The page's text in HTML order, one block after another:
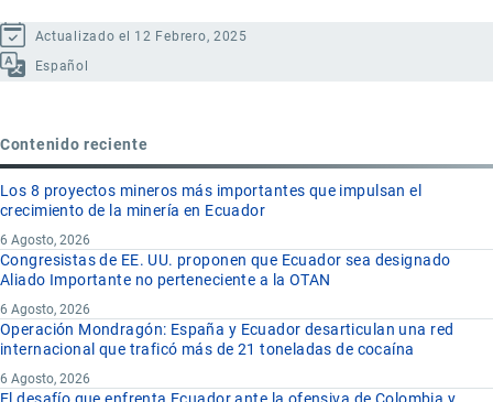
Actualizado el 12 Febrero, 2025
Español
Contenido reciente
Los 8 proyectos mineros más importantes que impulsan el
crecimiento de la minería en Ecuador
6 Agosto, 2026
Congresistas de EE. UU. proponen que Ecuador sea designado
Aliado Importante no perteneciente a la OTAN
6 Agosto, 2026
Operación Mondragón: España y Ecuador desarticulan una red
internacional que traficó más de 21 toneladas de cocaína
6 Agosto, 2026